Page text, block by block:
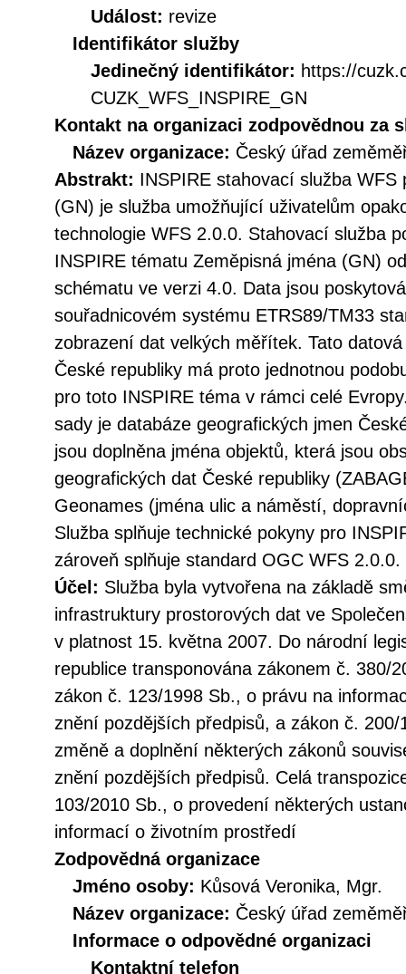
Událost: revize
Identifikátor služby
Jedinečný identifikátor: https://
CUZK_WFS_INSPIRE_GN
Kontakt na organizaci zodpovědnou za
Název organizace: Český úřad
Abstrakt: INSPIRE stahovací služba
(GN) je služba umožňující uživatelům
technologie WFS 2.0.0. Stahovací služba
INSPIRE tématu Zeměpisná jména (GN)
schématu ve verzi 4.0. Data jsou
souřadnicovém systému ETRS89/TM33
zobrazení dat velkých měřítek. Tato
České republiky má proto jednotnou
pro toto INSPIRE téma v rámci celé
sady je databáze geografických jmen
jsou doplněna jména objektů, která jsou
geografických dat České republiky
Geonames (jména ulic a náměstí,
Služba splňuje technické pokyny pro
zároveň splňuje standard OGC WFS 2.0.0.
Účel: Služba byla vytvořena na základě
infrastruktury prostorových dat ve
v platnost 15. května 2007. Do národní
republice transponována zákonem č. 380/
zákon č. 123/1998 Sb., o právu na
znění pozdějších předpisů, a zákon č.
změně a doplnění některých zákonů
znění pozdějších předpisů. Celá
103/2010 Sb., o provedení některých
informací o životním prostředí
Zodpovědná organizace
Jméno osoby: Kůsová Veronika, Mgr.
Název organizace: Český úřad
Informace o odpovědné organizaci
Kontaktní telefon